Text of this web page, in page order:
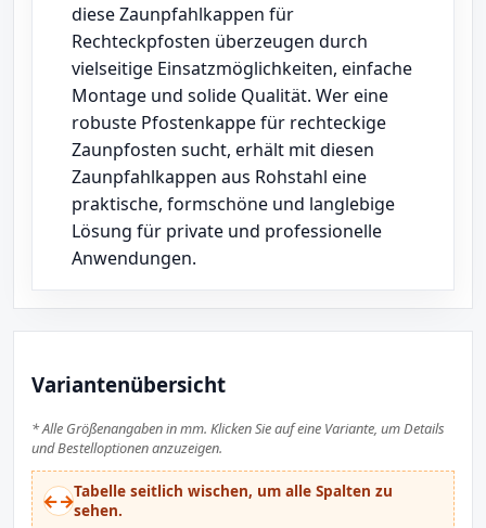
diese Zaunpfahlkappen für
Rechteckpfosten überzeugen durch
vielseitige Einsatzmöglichkeiten, einfache
Montage und solide Qualität. Wer eine
robuste Pfostenkappe für rechteckige
Zaunpfosten sucht, erhält mit diesen
Zaunpfahlkappen aus Rohstahl eine
praktische, formschöne und langlebige
Lösung für private und professionelle
Anwendungen.
Variantenübersicht
* Alle Größenangaben in mm. Klicken Sie auf eine Variante, um Details
und Bestelloptionen anzuzeigen.
←→Tabelle seitlich wischen, um alle Spalten zu
sehen.